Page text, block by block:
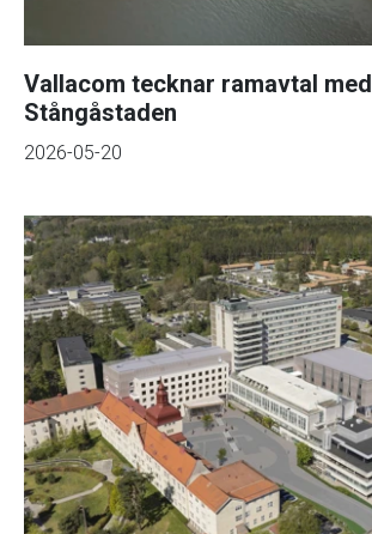
Vallacom tecknar ramavtal med
Stångåstaden
2026-05-20